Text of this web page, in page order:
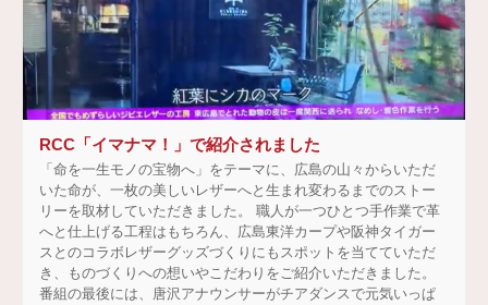
RCC「イマナマ！」で紹介されました
「命を一生モノの宝物へ」をテーマに、広島の山々からいただ
いた命が、一枚の美しいレザーへと生まれ変わるまでのストー
リーを取材していただきました。 職人が一つひとつ手作業で革
へと仕上げる工程はもちろん、広島東洋カープや阪神タイガー
スとのコラボレザーグッズづくりにもスポットを当てていただ
き、ものづくりへの想いやこだわりをご紹介いただきました。
番組の最後には、唐沢アナウンサーがチアダンスで元気いっぱ